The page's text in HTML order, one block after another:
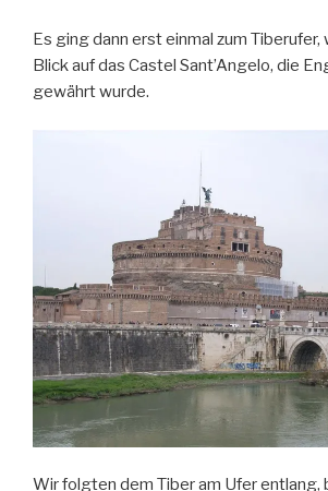
Es ging dann erst einmal zum Tiberufer,
Blick auf das Castel Sant’Angelo, die
gewährt wurde.
Wir folgten dem Tiber am Ufer entlang,